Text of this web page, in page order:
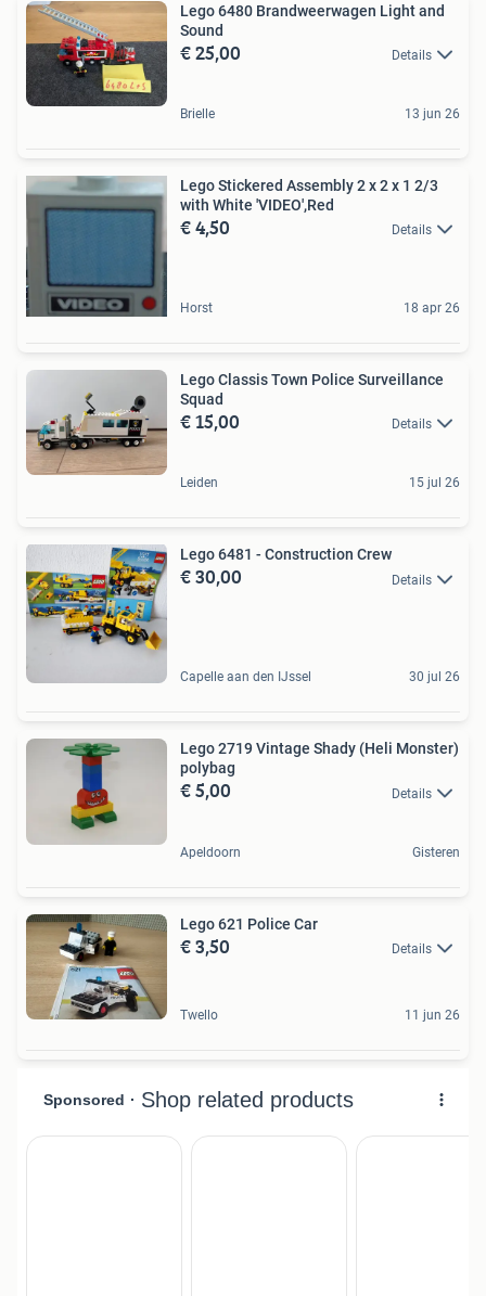
Lego 6480 Brandweerwagen Light and
Sound
€ 25,00 Details
Brielle 13 jun 26
Lego Stickered Assembly 2 x 2 x 1 2/3
with White 'VIDEO',Red
€ 4,50 Details
Horst 18 apr 26
Lego Classis Town Police Surveillance
Squad
€ 15,00 Details
Leiden 15 jul 26
Lego 6481 - Construction Crew
€ 30,00 Details
Capelle aan den IJssel 30 jul 26
Lego 2719 Vintage Shady (Heli Monster)
polybag
€ 5,00 Details
Apeldoorn Gisteren
Lego 621 Police Car
€ 3,50 Details
Twello 11 jun 26